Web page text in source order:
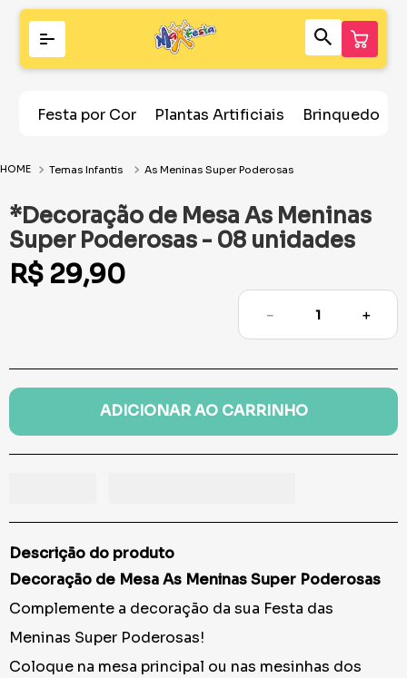
Festa por Cor Plantas Artificiais Brinquedos
Temas Infantis As Meninas Super Poderosas
*Decoração de Mesa As Meninas
Super Poderosas - 08 unidades
R$ 29,90
＋
－
ADICIONAR AO CARRINHO
Descrição do produto
Decoração de Mesa As Meninas Super Poderosas
Complemente a decoração da sua Festa das
Meninas Super Poderosas!
Coloque na mesa principal ou nas mesinhas dos